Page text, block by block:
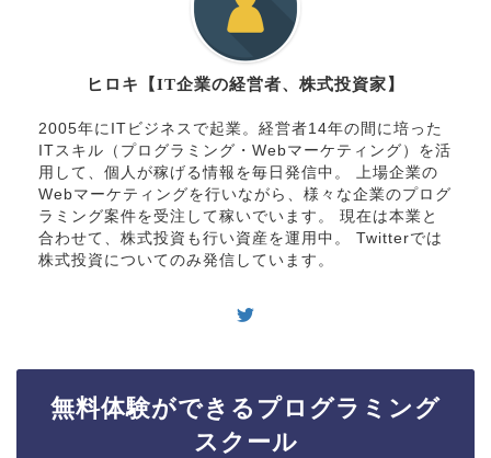
ヒロキ【IT企業の経営者、株式投資家】
2005年にITビジネスで起業。経営者14年の間に培った
ITスキル（プログラミング・Webマーケティング）を活
用して、個人が稼げる情報を毎日発信中。 上場企業の
Webマーケティングを行いながら、様々な企業のプログ
ラミング案件を受注して稼いでいます。 現在は本業と
合わせて、株式投資も行い資産を運用中。 Twitterでは
株式投資についてのみ発信しています。
無料体験ができるプログラミング
スクール